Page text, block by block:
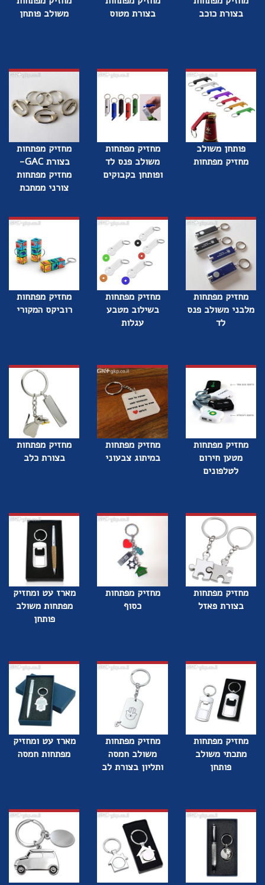
בצורת כוכב
בצורת מטוס
משולב פותחן
פותחן משולב
מחזיק מפתחות
מחזיק מפתחות
משולב פנס לד
ופותחן בקבוקים
מחזיק מפתחות
בצורת GAC-
מחזיק מפתחות
צורני ממתכת
מחזיק מפתחות
מלבני משולב פנס
לד
מחזיק מפתחות
בשילוב מטבע
עגלות
מחזיק מפתחות
רוביקס המקורי
מחזיק מפתחות
מטען חירום
לטלפונים
מחזיק מפתחות
במיתוג צבעוני
מחזיק מפתחות
בצורת כלב
מחזיק מפתחות
בצורת פאזל
מחזיק מפתחות
כסוף
מארז עט ומחזיק
מפתחות משולב
פותחן
מחזיק מפתחות
מתכתי משולב
פותחן
מחזיק מפתחות
משולב חמסה
ותליון בצורת לב
מארז עט ומחזיק
מפתחות חמסה